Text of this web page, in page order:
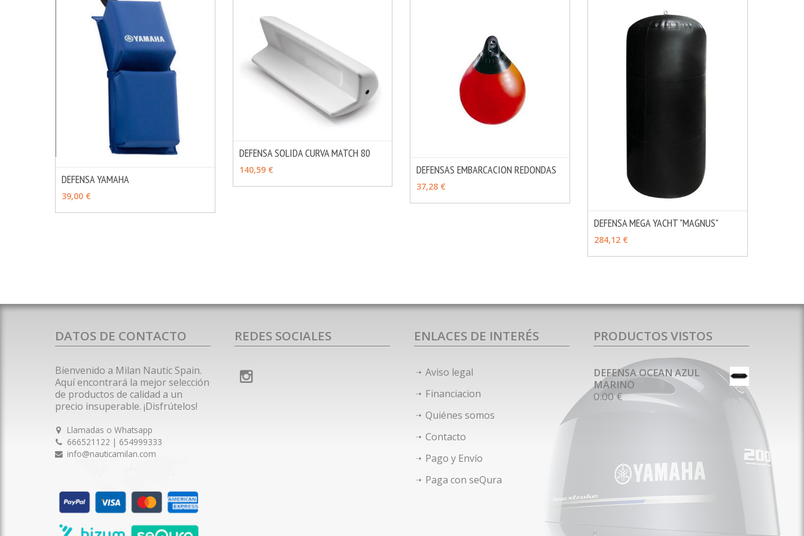
DEFENSA YAMAHA
39,00 €
DEFENSA SOLIDA CURVA MATCH 80
140,59 € DEFENSAS EMBARCACION REDONDAS
37,28 €
DEFENSA MEGA YACHT "MAGNUS"
284,12 €
DATOS DE CONTACTO
Bienvenido a Milan Nautic Spain.
Aquí encontrará la mejor selección
de productos de calidad a un
precio insuperable. ¡Disfrútelos!
Llamadas o Whatsapp
666521122 | 654999333
info@nauticamilan.com
REDES SOCIALES ENLACES DE INTERÉS
Aviso legal
Financiacion
Quiénes somos
Contacto
Pago y Envío
Paga con seQura
PRODUCTOS VISTOS
DEFENSA OCEAN AZUL
MARINO
0.00 €